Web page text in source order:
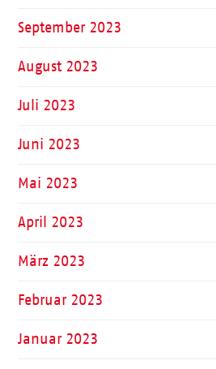
September 2023
August 2023
Juli 2023
Juni 2023
Mai 2023
April 2023
März 2023
Februar 2023
Januar 2023